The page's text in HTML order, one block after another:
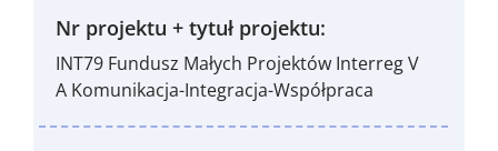
Nr projektu + tytuł projektu:
INT79 Fundusz Małych Projektów Interreg V
A Komunikacja-Integracja-Współpraca